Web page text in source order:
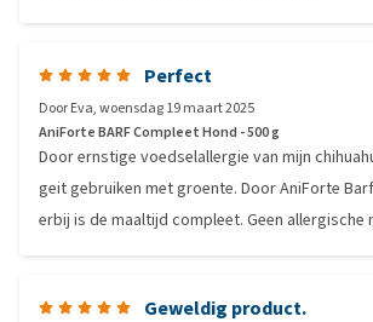
Perfect
DoorEva,woensdag 19 maart 2025
AniForte BARF Compleet Hond - 500 g
Door ernstige voedselallergie van mijn
geit gebruiken met groente. Door AniForte
erbij is de maaltijd compleet. Geen allergische
Geweldig product.